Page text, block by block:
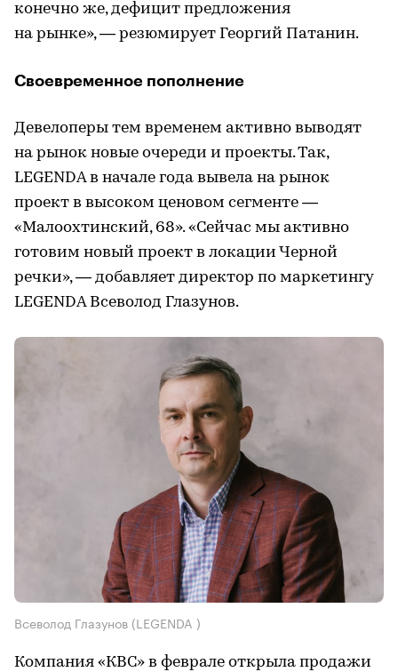
конечно же, дефицит предложения
на рынке», — резюмирует Георгий Патанин.
Своевременное пополнение
Девелоперы тем временем активно выводят
на рынок новые очереди и проекты. Так,
LEGENDA в начале года вывела на рынок
проект в высоком ценовом сегменте —
«Малоохтинский, 68». «Сейчас мы активно
готовим новый проект в локации Черной
речки», — добавляет директор по маркетингу
LEGENDA Всеволод Глазунов.
Всеволод Глазунов (LEGENDA )
Компания «КВС» в феврале открыла продажи